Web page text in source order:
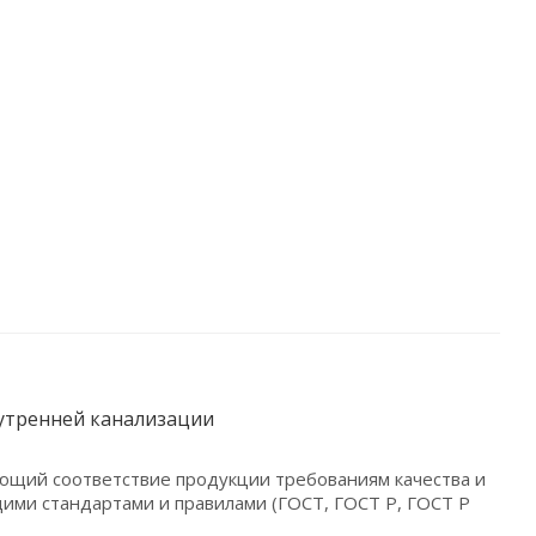
канализации
соответствие продукции требованиям качества и
стандартами и правилами (ГОСТ, ГОСТ Р, ГОСТ Р